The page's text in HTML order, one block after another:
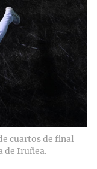
cuartos de final
de Iruñea.